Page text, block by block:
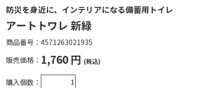
防災を身近に、インテリアになる備蓄用トイレ
アートトワレ 新緑
商品番号： 4571263021935
販売価格： 1,760 円 (税込)
購入個数：